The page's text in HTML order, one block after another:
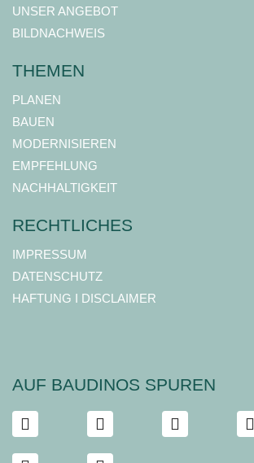
UNSER ANGEBOT
BILDNACHWEIS
THEMEN
PLANEN
BAUEN
MODERNISIEREN
EMPFEHLUNG
NACHHALTIGKEIT
RECHTLICHES
IMPRESSUM
DATENSCHUTZ
HAFTUNG I DISCLAIMER
AUF BAUDINOS SPUREN